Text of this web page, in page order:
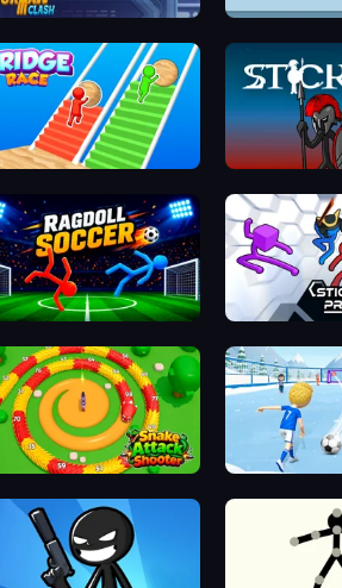
Clash Thief Puzzle
Race Stick War
Soccer 2 Players Stickman
Attack Shooter Kick It – Fun